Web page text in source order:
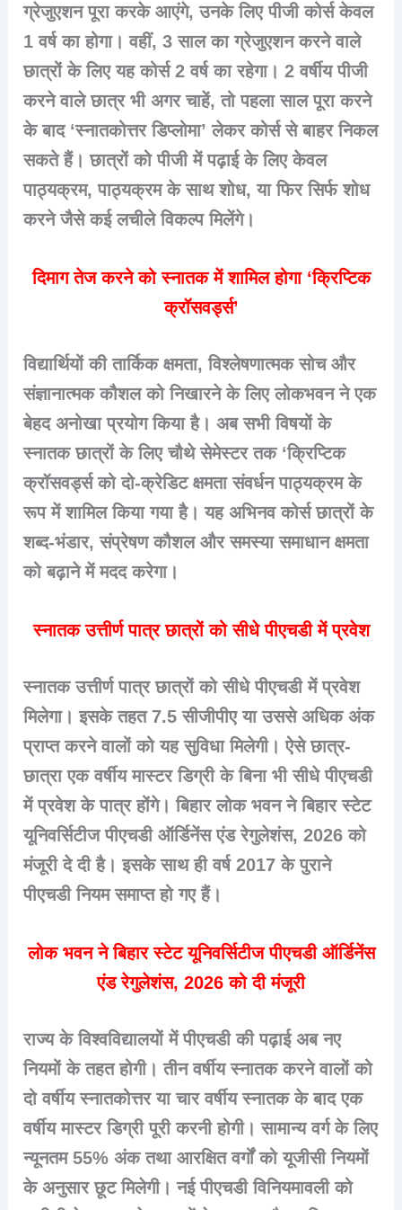
ग्रेजुएशन पूरा करके आएंगे, उनके लिए पीजी कोर्स केवल
1 वर्ष का होगा। वहीं, 3 साल का ग्रेजुएशन करने वाले
छात्रों के लिए यह कोर्स 2 वर्ष का रहेगा। 2 वर्षीय पीजी
करने वाले छात्र भी अगर चाहें, तो पहला साल पूरा करने
के बाद ‘स्नातकोत्तर डिप्लोमा’ लेकर कोर्स से बाहर निकल
सकते हैं। छात्रों को पीजी में पढ़ाई के लिए केवल
पाठ्यक्रम, पाठ्यक्रम के साथ शोध, या फिर सिर्फ शोध
करने जैसे कई लचीले विकल्प मिलेंगे।
दिमाग तेज करने को स्नातक में शामिल होगा ‘क्रिप्टिक
क्रॉसवर्ड्स’
विद्यार्थियों की तार्किक क्षमता, विश्लेषणात्मक सोच और
संज्ञानात्मक कौशल को निखारने के लिए लोकभवन ने एक
बेहद अनोखा प्रयोग किया है। अब सभी विषयों के
स्नातक छात्रों के लिए चौथे सेमेस्टर तक ‘क्रिप्टिक
क्रॉसवर्ड्स को दो-क्रेडिट क्षमता संवर्धन पाठ्यक्रम के
रूप में शामिल किया गया है। यह अभिनव कोर्स छात्रों के
शब्द-भंडार, संप्रेषण कौशल और समस्या समाधान क्षमता
को बढ़ाने में मदद करेगा।
स्नातक उत्तीर्ण पात्र छात्रों को सीधे पीएचडी में प्रवेश
स्नातक उत्तीर्ण पात्र छात्रों को सीधे पीएचडी में प्रवेश
मिलेगा। इसके तहत 7.5 सीजीपीए या उससे अधिक अंक
प्राप्त करने वालों को यह सुविधा मिलेगी। ऐसे छात्र-
छात्रा एक वर्षीय मास्टर डिग्री के बिना भी सीधे पीएचडी
में प्रवेश के पात्र होंगे। बिहार लोक भवन ने बिहार स्टेट
यूनिवर्सिटीज पीएचडी ऑर्डिनेंस एंड रेगुलेशंस, 2026 को
मंजूरी दे दी है। इसके साथ ही वर्ष 2017 के पुराने
पीएचडी नियम समाप्त हो गए हैं।
लोक भवन ने बिहार स्टेट यूनिवर्सिटीज पीएचडी ऑर्डिनेंस
एंड रेगुलेशंस, 2026 को दी मंजूरी
राज्य के विश्वविद्यालयों में पीएचडी की पढ़ाई अब नए
नियमों के तहत होगी। तीन वर्षीय स्नातक करने वालों को
दो वर्षीय स्नातकोत्तर या चार वर्षीय स्नातक के बाद एक
वर्षीय मास्टर डिग्री पूरी करनी होगी। सामान्य वर्ग के लिए
न्यूनतम 55% अंक तथा आरक्षित वर्गों को यूजीसी नियमों
के अनुसार छूट मिलेगी। नई पीएचडी विनियमावली को